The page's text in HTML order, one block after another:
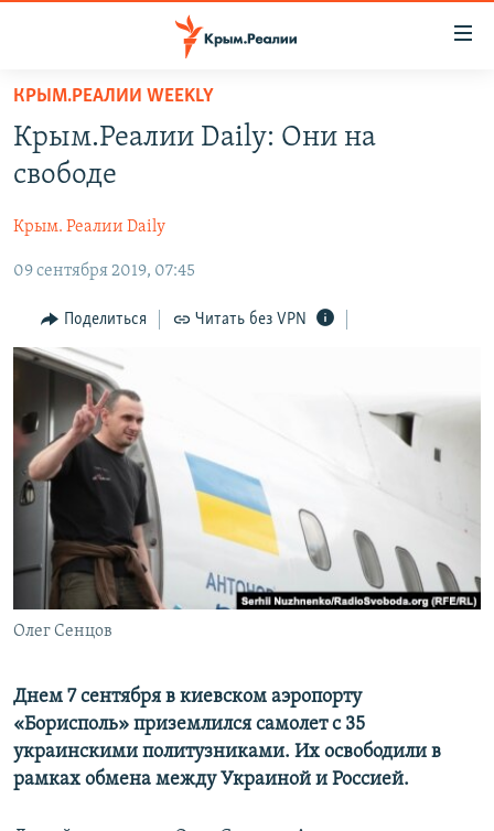
Вернуться
основному
содержанию
навигации
Вернутся
поиску
СПЕЦПРОЕКТЫ
КАРТА ВОЕННЫХ ОБЪЕКТОВ КРЫМА
11 ЛЕТ ОККУПАЦИИ КРЫМА. 11 ИСТОРИЙ СОПРОТИВЛЕНИЯ
ИСТОРИЯ
ЕЩЕ
ИНТЕРАКТИВ
ИНФОГРАФИКА
ТЕЛЕПРОЕКТ КРЫМ.РЕАЛИИ
СОВЕТЫ ПРАВОЗАЩИТНИКОВ
ПРОПАВШИЕ БЕЗ ВЕСТИ
ПОБЕДИТЕЛЕЙ НЕ СУДЯТ?
КРЫМ.НЕПОКОРЕННЫЙ
ELIFBE
УКРАИНСКАЯ ПРОБЛЕМА КРЫМА
РАДІО СВОБОДА
КАК ОБОЙТИ БЛОКИРОВКУ
Українською
Qırımtatar
ПРИСОЕДИНЯЙТЕСЬ!
КРЫМ.РЕАЛИИ WEEKLY
Крым.Реалии Daily: Они на
свободе
Крым. Реалии Daily
09 сентября 2019, 07:45
Поделиться Читать без VPN
Олег Сенцов
Днем 7 сентября в киевском аэропорту
«Борисполь» приземлился самолет с 35
украинскими политузниками. Их освободили в
рамках обмена между Украиной и Россией.